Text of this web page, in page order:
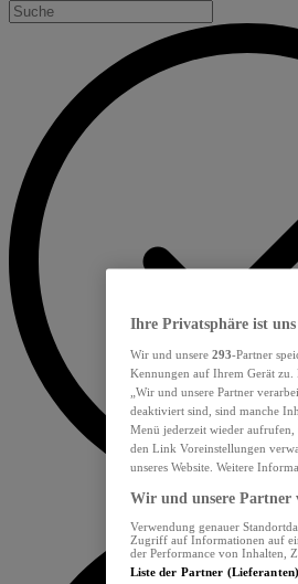
Ihre Privatsphäre ist
Wir und unsere 293-Partner
Kennungen auf Ihrem Gerät
„Wir und unsere Partner
deaktiviert sind, sind manche
Menü jederzeit wieder
den Link Voreinstellungen
unseres Website. Weitere
Wir und unsere Partner
Verwendung genauer
Zugriff auf Informationen auf
der Performance von Inhalten,
Liste der Partner (Lieferanten)